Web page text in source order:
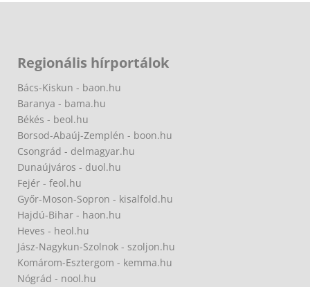
Regionális hírportálok
Bács-Kiskun - baon.hu
Baranya - bama.hu
Békés - beol.hu
Borsod-Abaúj-Zemplén - boon.hu
Csongrád - delmagyar.hu
Dunaújváros - duol.hu
Fejér - feol.hu
Győr-Moson-Sopron - kisalfold.hu
Hajdú-Bihar - haon.hu
Heves - heol.hu
Jász-Nagykun-Szolnok - szoljon.hu
Komárom-Esztergom - kemma.hu
Nógrád - nool.hu